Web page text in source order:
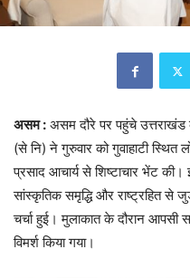
असम : असम दौरे पर पहुंचे
(से नि) ने गुरुवार को गुवाहाटी
प्रसाद आचार्य से शिष्टाचार भेंट की।
सांस्कृतिक समृद्धि और राष्ट्रहित से
चर्चा हुई। मुलाकात के दौरान आपसी
विमर्श किया गया।